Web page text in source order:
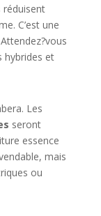
réduisent
C’est une
hybrides et
Les
seront
essence
mais
ou